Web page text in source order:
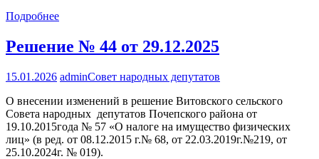
Подробнее
Решение № 44 от 29.12.2025
15.01.2026 adminСовет народных депутатов
О внесении изменений в решение Витовского сельского
Совета народных депутатов Почепского района от
19.10.2015года № 57 «О налоге на имущество физических
лиц» (в ред. от 08.12.2015 г.№ 68, от 22.03.2019г.№219, от
25.10.2024г. № 019).